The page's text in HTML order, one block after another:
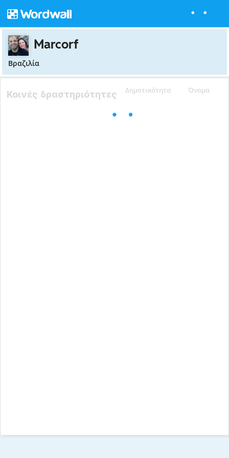
Marcorf
Βραζιλία
Δημοτικότητα Όνομα
Κοινές δραστηριότητες